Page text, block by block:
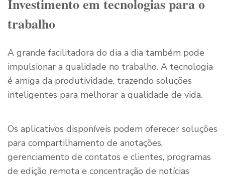
Investimento em tecnologias para o
trabalho
A grande facilitadora do dia a dia também pode
impulsionar a qualidade no trabalho. A tecnologia
é amiga da produtividade, trazendo soluções
inteligentes para melhorar a qualidade de vida.
Os aplicativos disponíveis podem oferecer soluções
para compartilhamento de anotações,
gerenciamento de contatos e clientes, programas
de edição remota e concentração de notícias